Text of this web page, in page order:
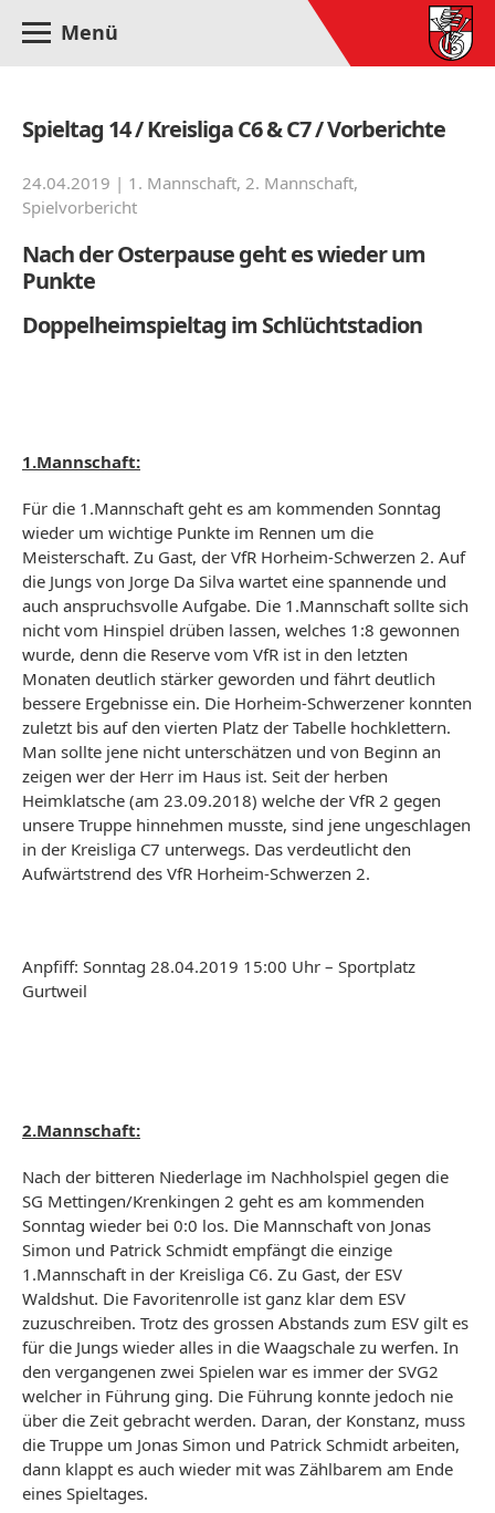
Menü
Spieltag 14 / Kreisliga C6 & C7 / Vorberichte
24.04.2019 | 1. Mannschaft, 2. Mannschaft,
Spielvorbericht
Nach der Osterpause geht es wieder um
Punkte
Doppelheimspieltag im Schlüchtstadion
1.Mannschaft:
Für die 1.Mannschaft geht es am kommenden Sonntag
wieder um wichtige Punkte im Rennen um die
Meisterschaft. Zu Gast, der VfR Horheim-Schwerzen 2. Auf
die Jungs von Jorge Da Silva wartet eine spannende und
auch anspruchsvolle Aufgabe. Die 1.Mannschaft sollte sich
nicht vom Hinspiel drüben lassen, welches 1:8 gewonnen
wurde, denn die Reserve vom VfR ist in den letzten
Monaten deutlich stärker geworden und fährt deutlich
bessere Ergebnisse ein. Die Horheim-Schwerzener konnten
zuletzt bis auf den vierten Platz der Tabelle hochklettern.
Man sollte jene nicht unterschätzen und von Beginn an
zeigen wer der Herr im Haus ist. Seit der herben
Heimklatsche (am 23.09.2018) welche der VfR 2 gegen
unsere Truppe hinnehmen musste, sind jene ungeschlagen
in der Kreisliga C7 unterwegs. Das verdeutlicht den
Aufwärtstrend des VfR Horheim-Schwerzen 2.
Anpfiff: Sonntag 28.04.2019 15:00 Uhr – Sportplatz
Gurtweil
2.Mannschaft:
Nach der bitteren Niederlage im Nachholspiel gegen die
SG Mettingen/Krenkingen 2 geht es am kommenden
Sonntag wieder bei 0:0 los. Die Mannschaft von Jonas
Simon und Patrick Schmidt empfängt die einzige
1.Mannschaft in der Kreisliga C6. Zu Gast, der ESV
Waldshut. Die Favoritenrolle ist ganz klar dem ESV
zuzuschreiben. Trotz des grossen Abstands zum ESV gilt es
für die Jungs wieder alles in die Waagschale zu werfen. In
den vergangenen zwei Spielen war es immer der SVG2
welcher in Führung ging. Die Führung konnte jedoch nie
über die Zeit gebracht werden. Daran, der Konstanz, muss
die Truppe um Jonas Simon und Patrick Schmidt arbeiten,
dann klappt es auch wieder mit was Zählbarem am Ende
eines Spieltages.